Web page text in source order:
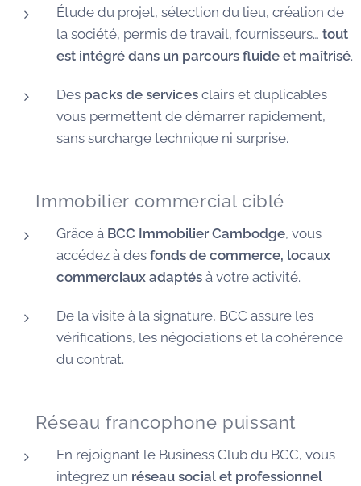
Étude du projet, sélection du lieu, création de
la société, permis de travail, fournisseurs… tout
est intégré dans un parcours fluide et maîtrisé.
Des packs de services clairs et duplicables
vous permettent de démarrer rapidement,
sans surcharge technique ni surprise.
🏠 Immobilier commercial ciblé
Grâce à BCC Immobilier Cambodge, vous
accédez à des fonds de commerce, locaux
commerciaux adaptés à votre activité.
De la visite à la signature, BCC assure les
vérifications, les négociations et la cohérence
du contrat.
🌐 Réseau francophone puissant
En rejoignant le Business Club du BCC, vous
intégrez un réseau social et professionnel